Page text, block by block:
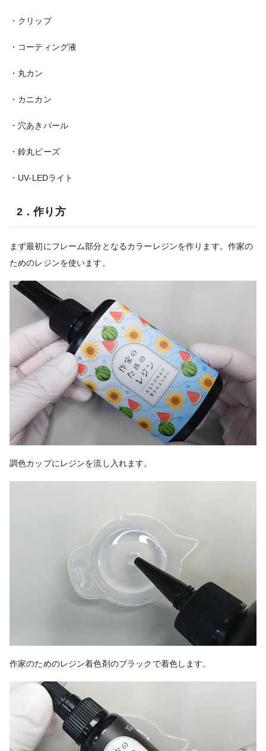
・クリップ
・コーティング液
・丸カン
・カニカン
・穴あきパール
・鈴丸ビーズ
・UV-LEDライト
2．作り方
まず最初にフレーム部分となるカラーレジンを作ります。作家の
ためのレジンを使います。
調色カップにレジンを流し入れます。
作家のためのレジン着色剤のブラックで着色します。